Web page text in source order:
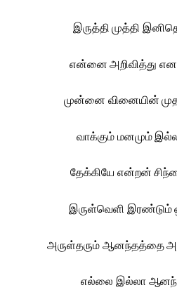
இருத்தி முத்தி
என்னை அறிவித்து
முன்னை வினையின்
வாக்கும் மனமும்
தேக்கியே என்றன்
இருள்வெளி
அருள்தரும் ஆனந்தத்தை
எல்லை இல்லா